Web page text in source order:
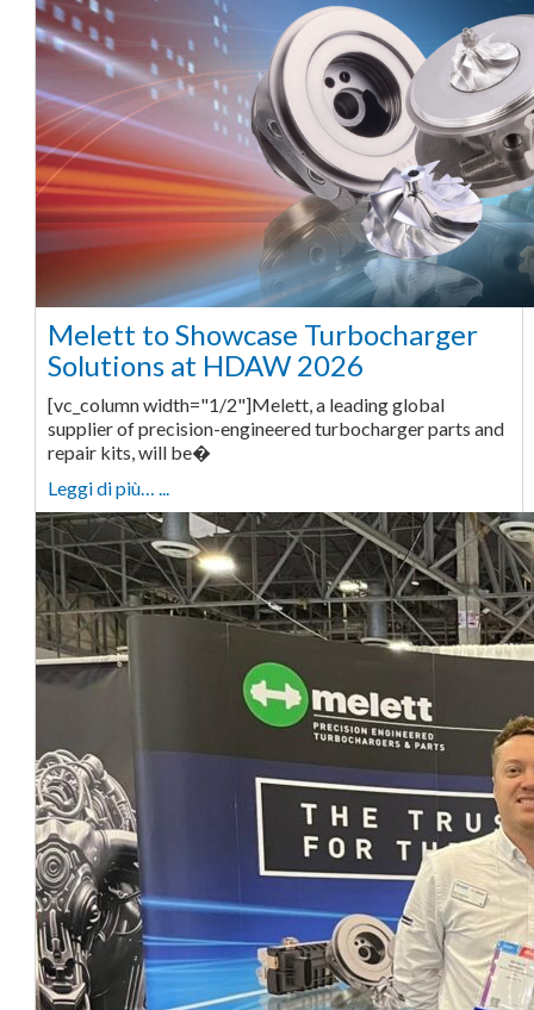
Melett to Showcase Turbocharger
Solutions at HDAW 2026
[vc_column width="1/2"]Melett, a leading global
supplier of precision-engineered turbocharger parts and
repair kits, will be�
Leggi di più… ...